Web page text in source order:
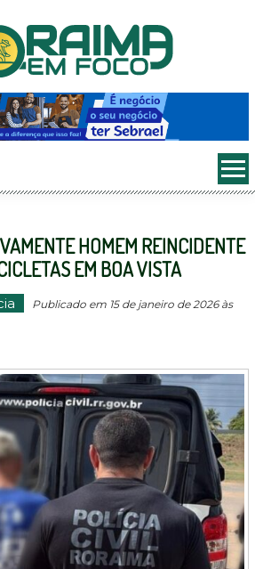
HOMEM REINCIDENTE
EM BOA VISTA
Publicado em 15 de janeiro de 2026 às